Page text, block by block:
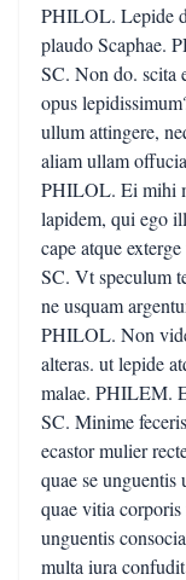
PHILOL. Lepide
plaudo Scaphae.
SC. Non do. scita
opus
ullum attingere,
aliam ullam
PHILOL. Ei mihi
lapidem, qui ego
cape atque
SC. Vt speculum
ne usquam
PHILOL. Non
alteras. ut lepide
malae. PHILEM.
SC. Minime
ecastor mulier
quae se unguentis
quae vitia
unguentis
multa iura